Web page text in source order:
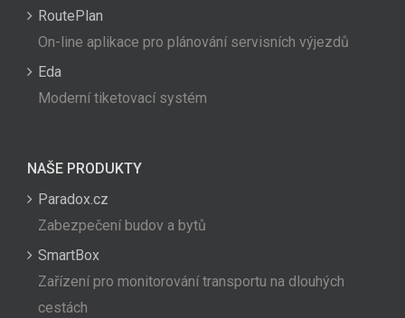
RoutePlan
On-line aplikace pro plánování servisních výjezdů
Eda
Moderní tiketovací systém
NAŠE PRODUKTY
Paradox.cz
Zabezpečení budov a bytů
SmartBox
Zařízení pro monitorování transportu na dlouhých
cestách